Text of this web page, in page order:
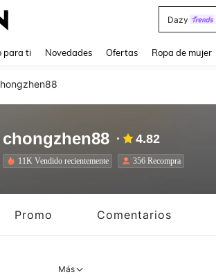
Dazy
para ti Novedades Ofertas Ropa de mujer
chongzhen88 4.82
11K Vendido recientemente 356 Recompra
Promo Comentarios
Más